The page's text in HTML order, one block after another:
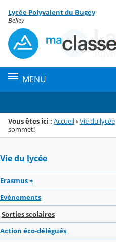
Menu de la rubrique
Contenu
Lycée Polyvalent du Bugey
Belley
MENU
Vous êtes ici : Accueil›Vie du lycée
sommet!
Vie du lycée
Erasmus +
Evènements
Sorties scolaires
Action éco-délégués